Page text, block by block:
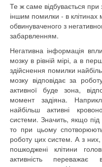
Те ж саме відбувається при
іншим помилки - в клітинах
обвинуваченого з
забарвленням.
Негативна інформація
мозку в рівній мірі,а в
здійснення помилки
мозку відповідає за
активної
буде зона,
моментзадіяна.
найбільш активні
системи. Значить, якщо
то при цьому
роботу цих систем.А з них,
пошкоджені
клітини
активність
переважає